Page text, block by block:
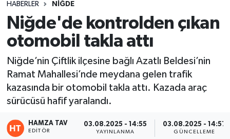
HABERLER NIĞDE
Niğde'de kontrolden çıkan
otomobil takla attı
Niğde’nin Çiftlik ilçesine bağlı Azatlı Beldesi’nin
Ramat Mahallesi’nde meydana gelen trafik
kazasında bir otomobil takla attı. Kazada araç
sürücüsü hafif yaralandı.
HAMZA TAV
EDITÖR
03.08.2025 - 14:55
YAYINLANMA
03.08.2025 - 14:57
GÜNCELLEME
Spor
Siyaset
Eğitim
Haber Arşivi